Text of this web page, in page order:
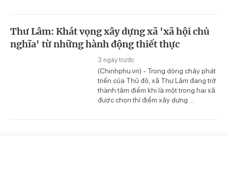
Thư Lâm: Khát vọng xây dựng xã 'xã hội chủ
nghĩa' từ những hành động thiết thực
3 ngày trước
(Chinhphu.vn) - Trong dòng chảy phát
triển của Thủ đô, xã Thư Lâm đang trở
thành tâm điểm khi là một trong hai xã
được chọn thí điểm xây dựng ...